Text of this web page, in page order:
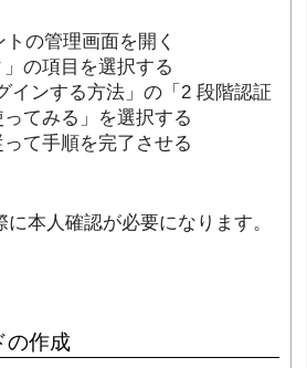
の管理画面を開く
」の項目を選択する
インする方法」の「2 段階認証
てみる」を選択する
て手順を完了させる
本人確認が必要になります。
の作成